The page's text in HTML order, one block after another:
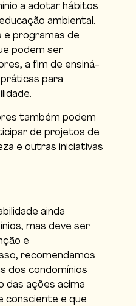
a adotar hábitos
ambiental.
e programas de
podem ser
a fim de ensiná-
para
também podem
de projetos de
e outras iniciativas
ainda
mas deve ser
e
recomendamos
dos condomínios
das ações acima
consciente e que